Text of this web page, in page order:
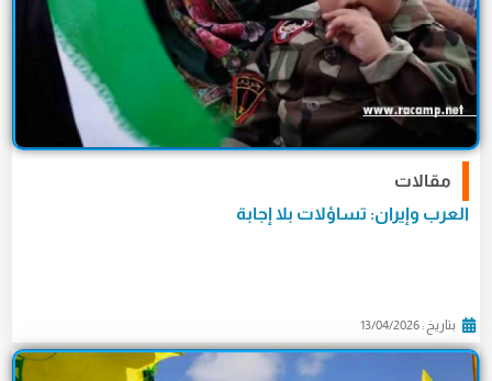
مقالات
العرب وإيران: تساؤلات بلا إجابة
بتاريخ : 13/04/2026